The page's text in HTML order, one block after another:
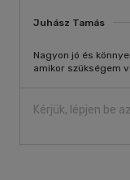
Juhász Tamás
Nagyon jó és
amikor szükségem
Kérjük, lépjen be